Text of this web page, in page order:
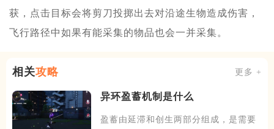
获，点击目标会将剪刀投掷出去对沿途生物造成伤害，
飞行路径中如果有能采集的物品也会一并采集。
相关攻略 更多 +
异环盈蓄机制是什么
盈蓄由延滞和创生两部分组成，是需要